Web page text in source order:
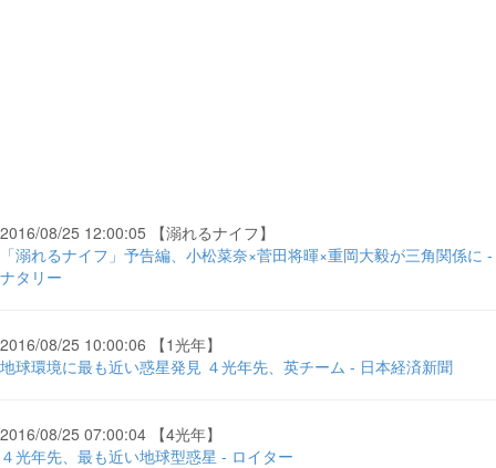
2016/08/25 12:00:05 【溺れるナイフ】
「溺れるナイフ」予告編、小松菜奈×菅田将暉×重岡大毅が三角関係に -
ナタリー
2016/08/25 10:00:06 【1光年】
地球環境に最も近い惑星発見 ４光年先、英チーム - 日本経済新聞
2016/08/25 07:00:04 【4光年】
４光年先、最も近い地球型惑星 - ロイター